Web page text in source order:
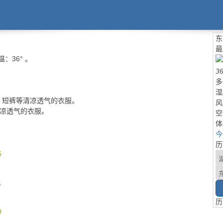
36° 。
裤等清凉透气的衣服。
透气的衣服。
最
36
湿
风
体